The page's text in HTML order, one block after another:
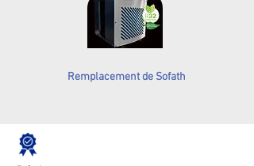
Remplacement de Sofath